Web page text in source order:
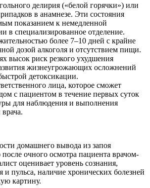
делирия («белой горячки») или
в анамнезе. Эти состояния
показанием к немедленной
в специализированное отделение.
более 7–10 дней с крайне
дозой алкоголя и отсутствием пищи.
высок риск резкого ухудшения
жизнеугрожающих осложнений
детоксикации.
лица, которое сможет
с пациентом в течение первых суток
для наблюдения и выполнения
домашнего вывода из запоя
очного осмотра пациента врачом-
оценивает уровень сознания,
и пульса, наличие хронических болезней
картину.